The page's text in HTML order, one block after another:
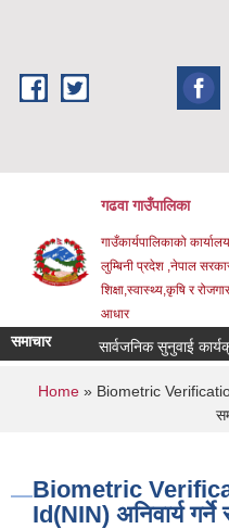
गढवा गाउँपालिका
गाउँकार्यपालिकाको कार्यालय
लुम्बिनी प्रदेश ,नेपाल
शिक्षा,स्वास्थ्य,कृषि र
आधार
समाचार सार्वजनिक सुनुवाई
You are here
Home » Biometric
Biometric
Id(NIN) अनिवार्य गर्ने